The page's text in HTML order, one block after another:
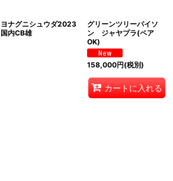
ヨナグニシュウダ2023
国内CB雄
グリーンツリーパイソ
ン ジャヤプラ(ペア
OK)
158,000円(税別)
カートに入れる